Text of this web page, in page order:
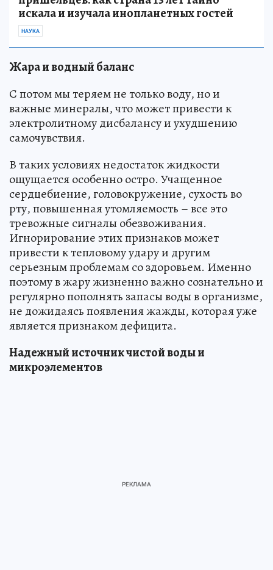
искала и изучала инопланетных гостей
НАУКА
Жара и водный баланс
С потом мы теряем не только воду, но и
важные минералы, что может привести к
электролитному дисбалансу и ухудшению
самочувствия.
В таких условиях недостаток жидкости
ощущается особенно остро. Учащенное
сердцебиение, головокружение, сухость во
рту, повышенная утомляемость – все это
тревожные сигналы обезвоживания.
Игнорирование этих признаков может
привести к тепловому удару и другим
серьезным проблемам со здоровьем. Именно
поэтому в жару жизненно важно сознательно и
регулярно пополнять запасы воды в организме,
не дожидаясь появления жажды, которая уже
является признаком дефицита.
Надежный источник чистой воды и
микроэлементов